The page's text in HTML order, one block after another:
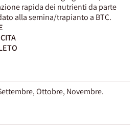
rapida dei nutrienti da parte
alla semina/trapianto a BTC.
Ottobre, Novembre.